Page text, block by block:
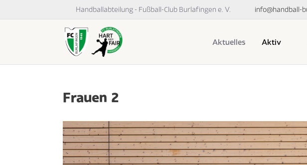
Handballabteilung - Fußball-Club Burlafingen e. V. info@handball-
Aktuelles Aktiv
Frauen 2